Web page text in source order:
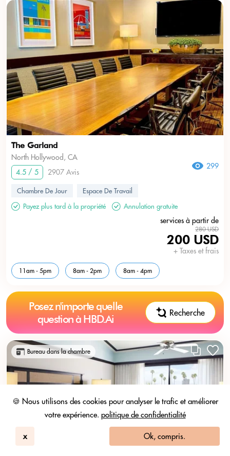
🍪 Nous utilisons des cookies pour analyser le trafic et améliorer
votre expérience. politique de confidentialité
x Ok, compris.
The Garland
North Hollywood, CA
4.5 / 5
2907 Avis
299
Chambre De Jour
Espace De Travail
Payez plus tard à la propriété
Annulation gratuite
services à partir de
280 USD
200 USD
+ Taxes et frais
11am - 5pm 8am - 2pm 8am - 4pm
Posez n'importe quelle
question à HBD.Ai
Recherche
Bureau dans la chambre